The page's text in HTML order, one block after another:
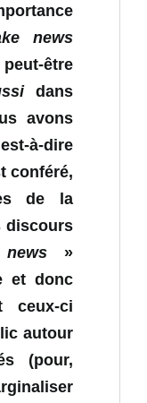
news
être
dans
avons
à-dire
conféré,
de la
discours
»
et donc
ceux-ci
autour
(pour,